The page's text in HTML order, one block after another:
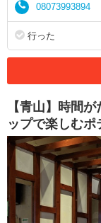
08073993894
行った
【青山】時間
ップで楽しむポ